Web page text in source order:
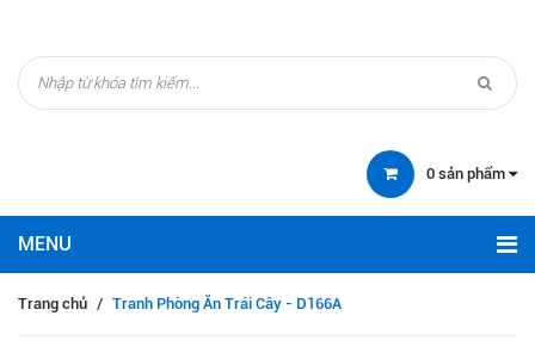
0 sản phẩm
Trang chủ / Tranh Phòng Ăn Trái Cây - D166A